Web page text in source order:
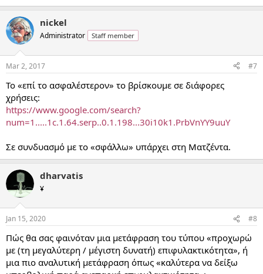
nickel
Administrator Staff member
Mar 2, 2017 #7
Το «επί το ασφαλέστερον» το βρίσκουμε σε διάφορες
χρήσεις:
https://www.google.com/search?
num=1.....1c.1.64.serp..0.1.198...30i10k1.PrbVnYY9uuY
Σε συνδυασμό με το «σφάλλω» υπάρχει στη Ματζέντα.
dharvatis
¥
Jan 15, 2020 #8
Πώς θα σας φαινόταν μια μετάφραση του τύπου «προχωρώ
με (τη μεγαλύτερη / μέγιστη δυνατή) επιφυλακτικότητα», ή
μια πιο αναλυτική μετάφραση όπως «καλύτερα να δείξω